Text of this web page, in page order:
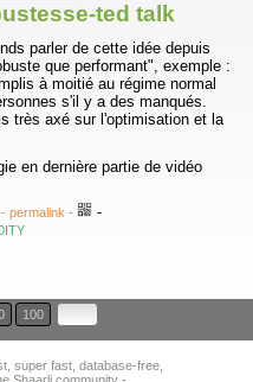
ted talk
parler de cette idée depuis
que performant", exemple :
à moitié au régime normal
s'il y a des manqués.
très axé sur l'optimisation et la
en dernière partie de vidéo
- permalink - -
100
super fast, database-free,